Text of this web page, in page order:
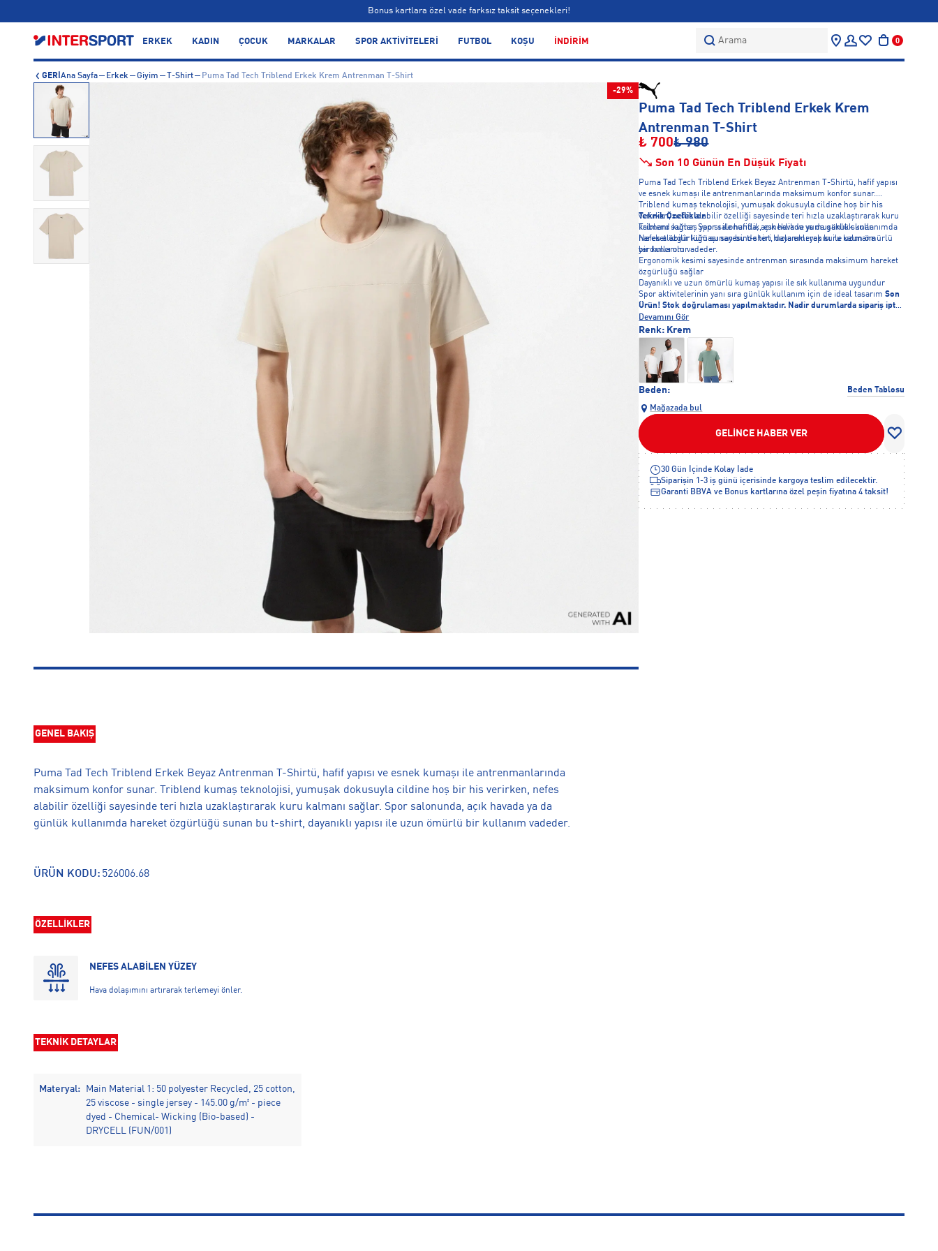
Bonus kartlara özel vade farksız taksit seçenekleri!
ERKEK KADIN ÇOCUK MARKALAR SPOR AKTİVİTELERİ FUTBOL KOŞU İNDİRİM Arama 0
GERİ Ana Sayfa Erkek Giyim T-Shirt
Puma Tad Tech Triblend Erkek Krem Antrenman T-Shirt
-29%
GENEL BAKIŞ
Puma Tad Tech Triblend Erkek Beyaz Antrenman T-Shirtü, hafif yapısı ve esnek kumaşı ile antrenmanlarında
maksimum konfor sunar. Triblend kumaş teknolojisi, yumuşak dokusuyla cildine hoş bir his verirken, nefes
alabilir özelliği sayesinde teri hızla uzaklaştırarak kuru kalmanı sağlar. Spor salonunda, açık havada ya da
günlük kullanımda hareket özgürlüğü sunan bu t-shirt, dayanıklı yapısı ile uzun ömürlü bir kullanım vadeder.
ÜRÜN KODU: 526006.68
ÖZELLİKLER
NEFES ALABİLEN YÜZEY
Hava dolaşımını artırarak terlemeyi önler.
TEKNİK DETAYLAR
Materyal:
Main Material 1: 50 polyester Recycled, 25 cotton,
25 viscose - single jersey - 145.00 g/m² - piece
dyed - Chemical- Wicking (Bio-based) -
DRYCELL (FUN/001)
Puma Tad Tech Triblend Erkek Krem
Antrenman T-Shirt
₺ 700₺ 980
Son 10 Günün En Düşük Fiyatı
Puma Tad Tech Triblend Erkek Beyaz Antrenman T-Shirtü, hafif yapısı
ve esnek kumaşı ile antrenmanlarında maksimum konfor sunar.
Triblend kumaş teknolojisi, yumuşak dokusuyla cildine hoş bir his
verirken, nefes alabilir özelliği sayesinde teri hızla uzaklaştırarak kuru
kalmanı sağlar. Spor salonunda, açık havada ya da günlük kullanımda
hareket özgürlüğü sunan bu t-shirt, dayanıklı yapısı ile uzun ömürlü
bir kullanım vadeder.
Teknik Özellikler
Triblend kumaş yapısı ile hafiflik, esneklik ve yumuşaklık sunar
Nefes alabilir kumaşı sayesinde teri hızla emerek kuru kalmana
yardımcı olur
Ergonomik kesimi sayesinde antrenman sırasında maksimum hareket
özgürlüğü sağlar
Dayanıklı ve uzun ömürlü kumaş yapısı ile sık kullanıma uygundur
Spor aktivitelerinin yanı sıra günlük kullanım için de ideal tasarım Son
Ürün! Stok doğrulaması yapılmaktadır. Nadir durumlarda sipariş iptal
edilebilir.
Devamını Gör
Beden: Beden Tablosu
Renk: Krem
Mağazada bul
GELİNCE HABER VER
30 Gün İçinde Kolay İade
Siparişin 1-3 iş günü içerisinde kargoya teslim edilecektir.
Garanti BBVA ve Bonus kartlarına özel peşin fiyatına 4 taksit!